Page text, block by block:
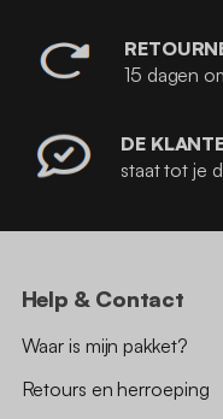
15 dagen
DE
staat tot je
Help & Contact
Waar is mijn pakket?
Retours en herroeping